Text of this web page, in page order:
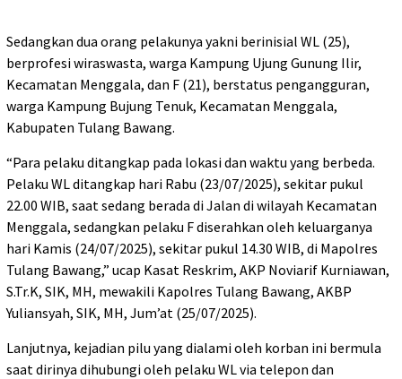
Sedangkan dua orang pelakunya yakni berinisial WL (25),
berprofesi wiraswasta, warga Kampung Ujung Gunung Ilir,
Kecamatan Menggala, dan F (21), berstatus pengangguran,
warga Kampung Bujung Tenuk, Kecamatan Menggala,
Kabupaten Tulang Bawang.
“Para pelaku ditangkap pada lokasi dan waktu yang berbeda.
Pelaku WL ditangkap hari Rabu (23/07/2025), sekitar pukul
22.00 WIB, saat sedang berada di Jalan di wilayah Kecamatan
Menggala, sedangkan pelaku F diserahkan oleh keluarganya
hari Kamis (24/07/2025), sekitar pukul 14.30 WIB, di Mapolres
Tulang Bawang,” ucap Kasat Reskrim, AKP Noviarif Kurniawan,
S.Tr.K, SIK, MH, mewakili Kapolres Tulang Bawang, AKBP
Yuliansyah, SIK, MH, Jum’at (25/07/2025).
Lanjutnya, kejadian pilu yang dialami oleh korban ini bermula
saat dirinya dihubungi oleh pelaku WL via telepon dan